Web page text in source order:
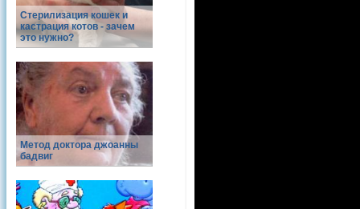
Стерилизация кошек и
кастрация котов - зачем
это нужно?
Метод доктора джоанны
бадвиг